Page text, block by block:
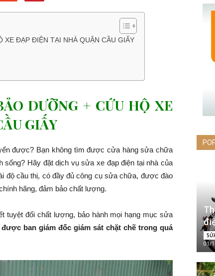
ĐẠP ĐIỆN TẠI NHÀ QUẬN CẦU GIẤY
DƯỠNG + CỨU HỘ XE
GIẤY
được? Bạn không tìm được cửa hàng sửa chữa
Hãy đặt dịch vụ sửa xe đạp điện tại nhà của
độ cầu thị, có đầy đủ công cụ sửa chữa, được đào
hãng, đảm bảo chất lượng.
tuyệt đối chất lượng, bảo hành mọi hạng mục sửa
ban giám đốc giám sát chặt chẽ trong quá
01/